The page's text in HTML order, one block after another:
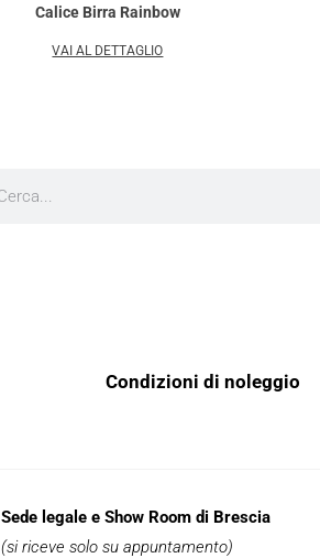
Calice Birra Rainbow
VAI AL DETTAGLIO
Condizioni di noleggio
Sede legale e Show Room di Brescia
(si riceve solo su appuntamento)